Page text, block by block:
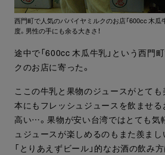
西門町で人気のパパイヤミルクのお店「600cc 木瓜
度。男性の手にも余る大きさ！
途中で「600cc 木瓜牛乳」という西門
クのお店に寄った。
ここの牛乳と果物のジュースがとても
本にもフレッシュジュースを飲ませる
高い…。果物が安い台湾ではとても気
ュジュースが楽しめるのもまた羨ま
「とりあえずビール」的なお酒の飲み